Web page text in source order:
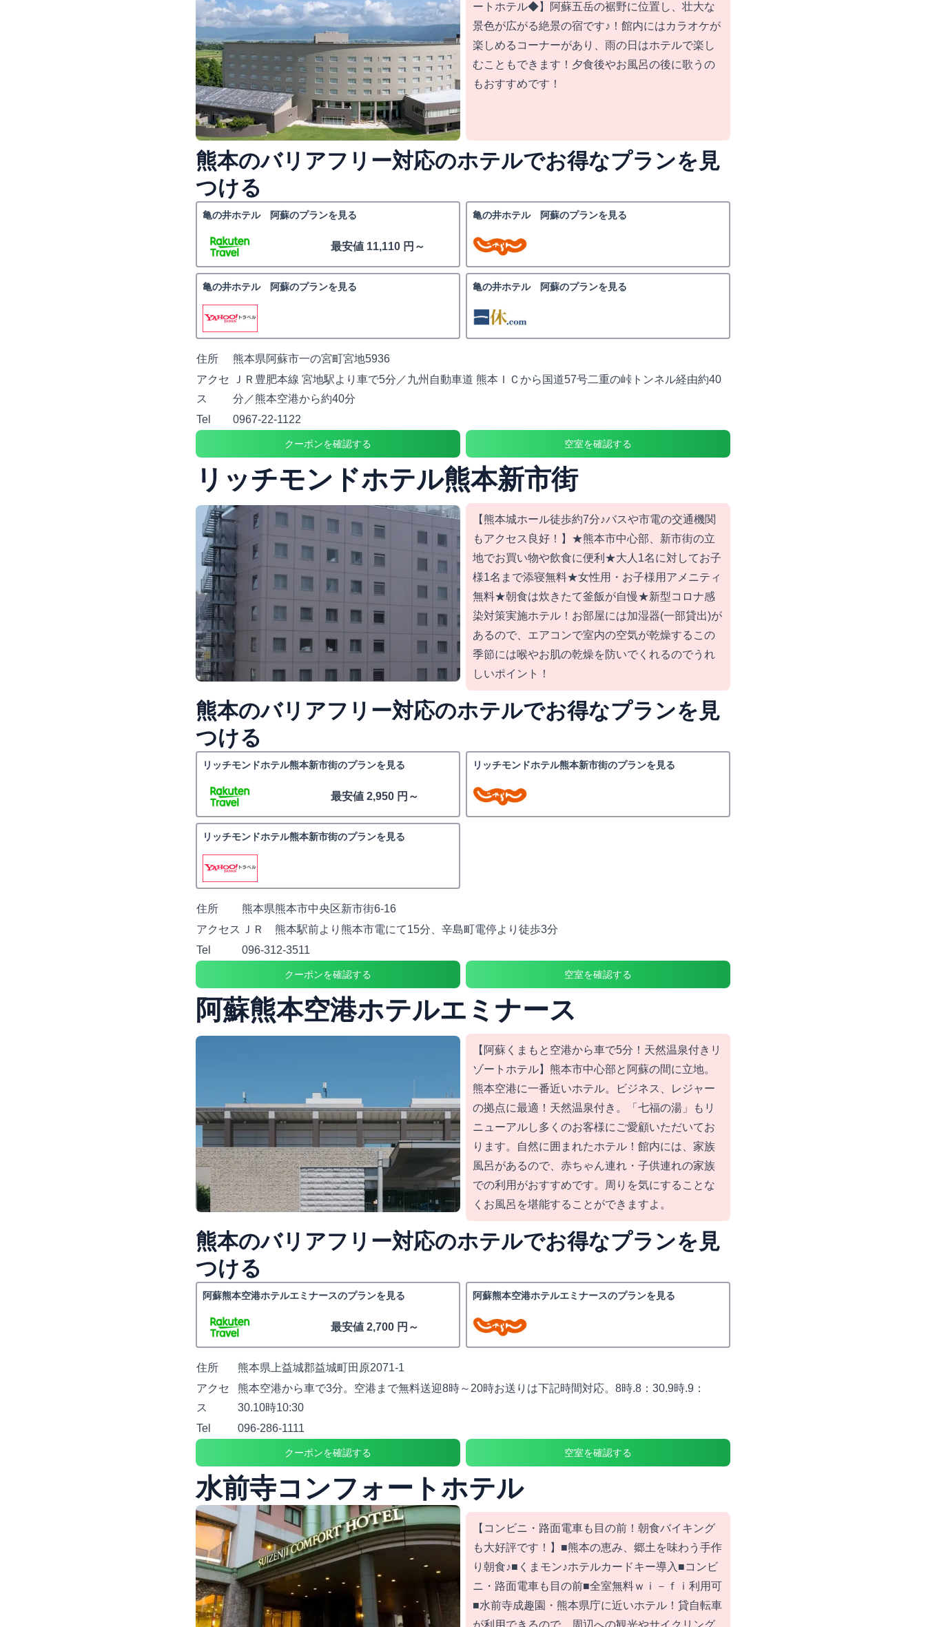
ートホテル◆】阿蘇五岳の裾野に位置し、壮大な
景色が広がる絶景の宿です♪！館内にはカラオケが
楽しめるコーナーがあり、雨の日はホテルで楽し
むこともできます！夕食後やお風呂の後に歌うの
もおすすめです！
熊本のバリアフリー対応のホテルでお得なプランを見
つける
亀の井ホテル 阿蘇のプランを見る
最安値 11,110 円～
亀の井ホテル 阿蘇のプランを見る
亀の井ホテル 阿蘇のプランを見る 亀の井ホテル 阿蘇のプランを見る
住所
熊本県阿蘇市一の宮町宮地5936
アクセ
ス
ＪＲ豊肥本線 宮地駅より車で5分／九州自動車道 熊本ＩＣから国道57号二重の峠トンネル経由約40
分／熊本空港から約40分
Tel
0967-22-1122
クーポンを確認する 空室を確認する
リッチモンドホテル熊本新市街
【熊本城ホール徒歩約7分♪バスや市電の交通機関
もアクセス良好！】★熊本市中心部、新市街の立
地でお買い物や飲食に便利★大人1名に対してお子
様1名まで添寝無料★女性用・お子様用アメニティ
無料★朝食は炊きたて釜飯が自慢★新型コロナ感
染対策実施ホテル！お部屋には加湿器(一部貸出)が
あるので、エアコンで室内の空気が乾燥するこの
季節には喉やお肌の乾燥を防いでくれるのでうれ
しいポイント！
熊本のバリアフリー対応のホテルでお得なプランを見
つける
リッチモンドホテル熊本新市街のプランを見る
最安値 2,950 円～
リッチモンドホテル熊本新市街のプランを見る
リッチモンドホテル熊本新市街のプランを見る
住所
熊本県熊本市中央区新市街6-16
アクセス
ＪＲ 熊本駅前より熊本市電にて15分、辛島町電停より徒歩3分
Tel
096-312-3511
クーポンを確認する 空室を確認する
阿蘇熊本空港ホテルエミナース
【阿蘇くまもと空港から車で5分！天然温泉付きリ
ゾートホテル】熊本市中心部と阿蘇の間に立地。
熊本空港に一番近いホテル。ビジネス、レジャー
の拠点に最適！天然温泉付き。「七福の湯」もリ
ニューアルし多くのお客様にご愛顧いただいてお
ります。自然に囲まれたホテル！館内には、家族
風呂があるので、赤ちゃん連れ・子供連れの家族
での利用がおすすめです。周りを気にすることな
くお風呂を堪能することができますよ。
熊本のバリアフリー対応のホテルでお得なプランを見
つける
阿蘇熊本空港ホテルエミナースのプランを見る
最安値 2,700 円～
阿蘇熊本空港ホテルエミナースのプランを見る
住所
熊本県上益城郡益城町田原2071-1
アクセ
ス
熊本空港から車で3分。空港まで無料送迎8時～20時お送りは下記時間対応。8時.8：30.9時.9：
30.10時10:30
Tel
096-286-1111
クーポンを確認する 空室を確認する
水前寺コンフォートホテル
【コンビニ・路面電車も目の前！朝食バイキング
も大好評です！】■熊本の恵み、郷土を味わう手作
り朝食♪■くまモン♪ホテルカードキー導入■コンビ
ニ・路面電車も目の前■全室無料ｗｉ－ｆｉ利用可
■水前寺成趣園・熊本県庁に近いホテル！貸自転車
が利用できるので、周辺への観光やサイクリング